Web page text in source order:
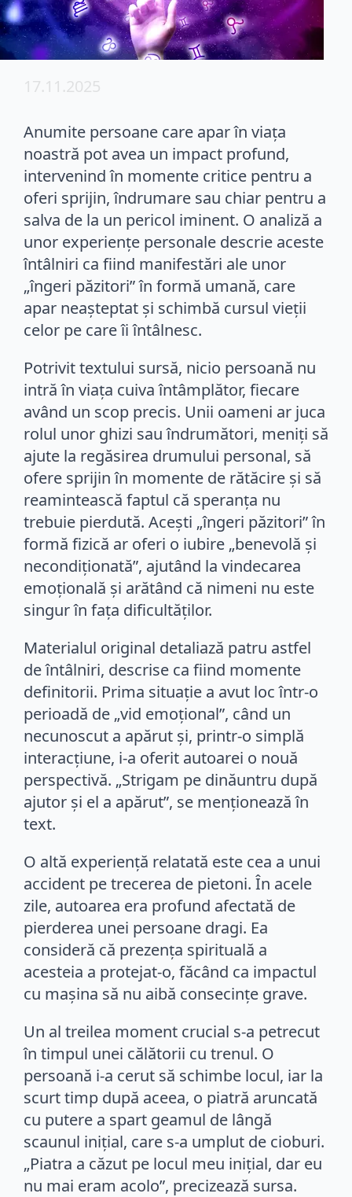
17.11.2025
Anumite persoane care apar în viața
noastră pot avea un impact profund,
intervenind în momente critice pentru a
oferi sprijin, îndrumare sau chiar pentru a
salva de la un pericol iminent. O analiză a
unor experiențe personale descrie aceste
întâlniri ca fiind manifestări ale unor
„îngeri păzitori” în formă umană, care
apar neașteptat și schimbă cursul vieții
celor pe care îi întâlnesc.
Potrivit textului sursă, nicio persoană nu
intră în viața cuiva întâmplător, fiecare
având un scop precis. Unii oameni ar juca
rolul unor ghizi sau îndrumători, meniți să
ajute la regăsirea drumului personal, să
ofere sprijin în momente de rătăcire și să
reamintească faptul că speranța nu
trebuie pierdută. Acești „îngeri păzitori” în
formă fizică ar oferi o iubire „benevolă și
necondiționată”, ajutând la vindecarea
emoțională și arătând că nimeni nu este
singur în fața dificultăților.
Materialul original detaliază patru astfel
de întâlniri, descrise ca fiind momente
definitorii. Prima situație a avut loc într-o
perioadă de „vid emoțional”, când un
necunoscut a apărut și, printr-o simplă
interacțiune, i-a oferit autoarei o nouă
perspectivă. „Strigam pe dinăuntru după
ajutor și el a apărut”, se menționează în
text.
O altă experiență relatată este cea a unui
accident pe trecerea de pietoni. În acele
zile, autoarea era profund afectată de
pierderea unei persoane dragi. Ea
consideră că prezența spirituală a
acesteia a protejat-o, făcând ca impactul
cu mașina să nu aibă consecințe grave.
Un al treilea moment crucial s-a petrecut
în timpul unei călătorii cu trenul. O
persoană i-a cerut să schimbe locul, iar la
scurt timp după aceea, o piatră aruncată
cu putere a spart geamul de lângă
scaunul inițial, care s-a umplut de cioburi.
„Piatra a căzut pe locul meu inițial, dar eu
nu mai eram acolo”, precizează sursa.